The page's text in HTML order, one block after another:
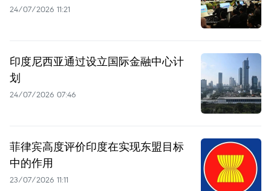
24/07/2026 11:21
印度尼西亚通过设立国际金融中心计
划
24/07/2026 07:46
菲律宾高度评价印度在实现东盟目标
中的作用
23/07/2026 11:11